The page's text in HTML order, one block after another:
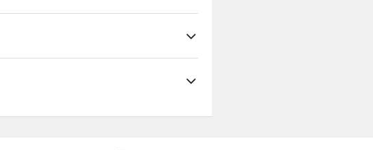
a menos de cinco minutos
de Playa Tallow Beach y a